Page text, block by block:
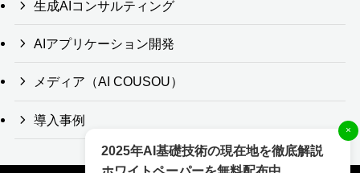
生成AIコンサルティング
AIアプリケーション開発
メディア（AI COUSOU）
導入事例
2025年AI基礎技術の現在地を徹底解説
×